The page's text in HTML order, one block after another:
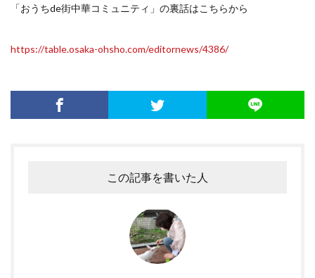
「おうちde街中華コミュニティ」の裏話はこちらから
https://table.osaka-ohsho.com/editornews/4386/
この記事を書いた人